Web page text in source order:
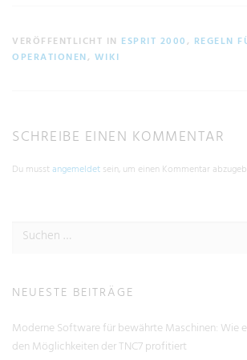
VERÖFFENTLICHT IN ESPRIT 2000, REGELN
OPERATIONEN, WIKI
SCHREIBE EINEN KOMMENTAR
Du musstangemeldetsein, um einen Kommentar
NEUESTE BEITRÄGE
Moderne Software für bewährte Maschinen: Wie
den Möglichkeiten der TNC7 profitiert